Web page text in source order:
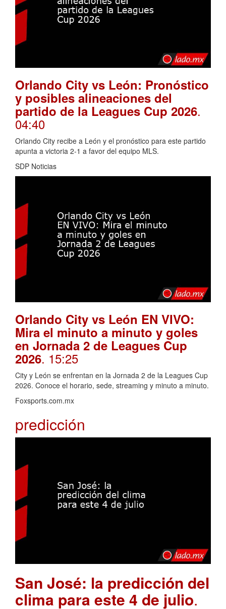
Orlando City vs León: Pronóstico
y posibles alineaciones del
partido de la Leagues Cup 2026.
04:40
Orlando City recibe a León y el pronóstico para este partido
apunta a victoria 2-1 a favor del equipo MLS.
SDP Noticias
Orlando City vs León EN VIVO:
Mira el minuto a minuto y goles
en Jornada 2 de Leagues Cup
2026. 15:25
City y León se enfrentan en la Jornada 2 de la Leagues Cup
2026. Conoce el horario, sede, streaming y minuto a minuto.
Foxsports.com.mx
predicción
San José: la predicción del
clima para este 4 de julio.